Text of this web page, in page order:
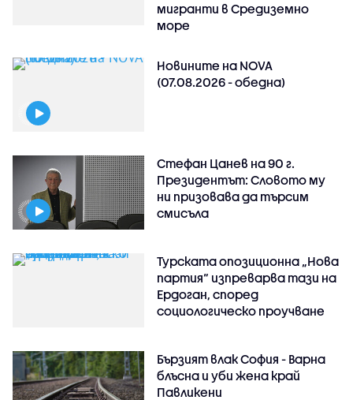
мигранти в Средиземно
море
Новините на NOVA
(07.08.2026 - обедна)
Стефан Цанев на 90 г.
Президентът: Словото му
ни призовава да търсим
смисъла
Турската опозиционна „Нова
партия“ изпреварва тази на
Ердоган, според
социологическо проучване
Бързият влак София - Варна
блъсна и уби жена край
Павликени